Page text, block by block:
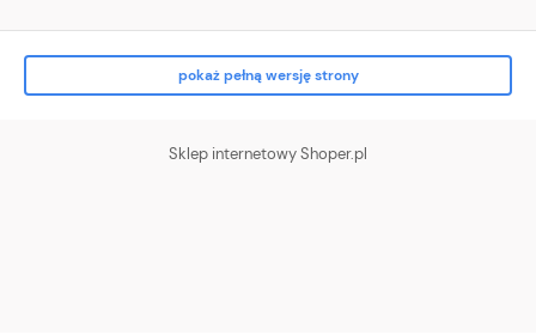
pokaż pełną wersję strony
Sklep internetowy Shoper.pl